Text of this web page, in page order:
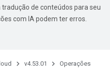
tradução de conteúdos para seu
com IA podem ter erros.
v4.53.01 Operações